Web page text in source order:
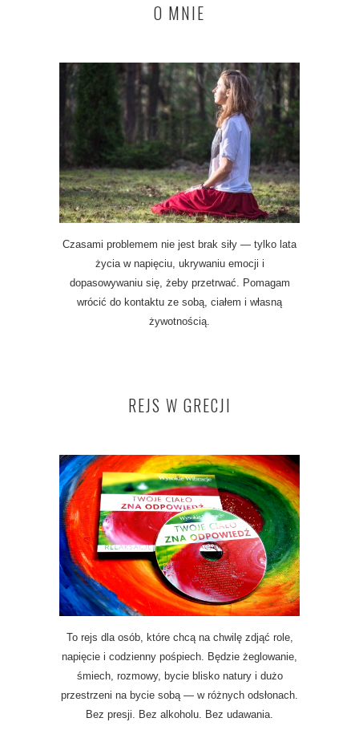
O MNIE
Czasami problemem nie jest brak siły — tylko lata
życia w napięciu, ukrywaniu emocji i
dopasowywaniu się, żeby przetrwać. Pomagam
wrócić do kontaktu ze sobą, ciałem i własną
żywotnością.
REJS W GRECJI
To rejs dla osób, które chcą na chwilę zdjąć role,
napięcie i codzienny pośpiech. Będzie żeglowanie,
śmiech, rozmowy, bycie blisko natury i dużo
przestrzeni na bycie sobą — w różnych odsłonach.
Bez presji. Bez alkoholu. Bez udawania.